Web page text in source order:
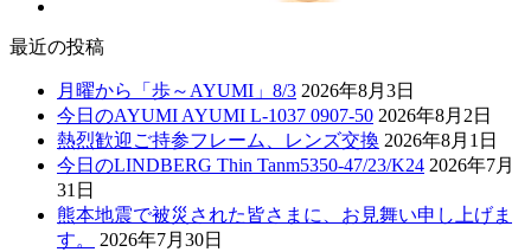
最近の投稿
月曜から「歩～AYUMI」8/3 2026年8月3日
今日のAYUMI AYUMI L-1037 0907-50 2026年8月2日
熱烈歓迎ご持参フレーム、レンズ交換 2026年8月1日
今日のLINDBERG Thin Tanm5350-47/23/K24 2026年7月
31日
熊本地震で被災された皆さまに、お見舞い申し上げま
す。
2026年7月30日